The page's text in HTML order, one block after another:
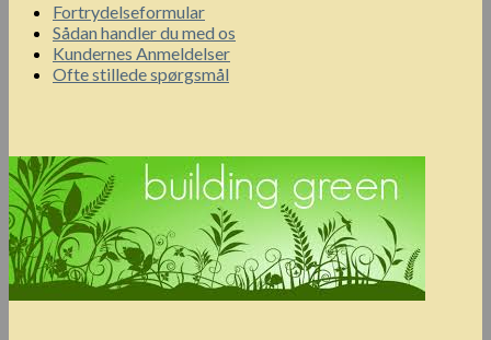
Fortrydelseformular
Sådan handler du med os
Kundernes Anmeldelser
Ofte stillede spørgsmål